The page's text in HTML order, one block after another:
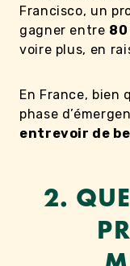
Francisco, un
gagner entre 80
voire plus, en
En France, bien
phase
entrevoir de
2.